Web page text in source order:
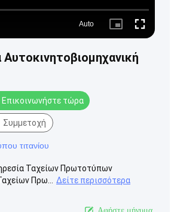
Auto
Picture- Fullscreen
Επικοινωνήστε τώρα
Συμμετοχή
τιτανίου
Ταχείων Πρωτοτύπων
Πρω...
Δείτε περισσότερα
Αφήστε μήνυμα.